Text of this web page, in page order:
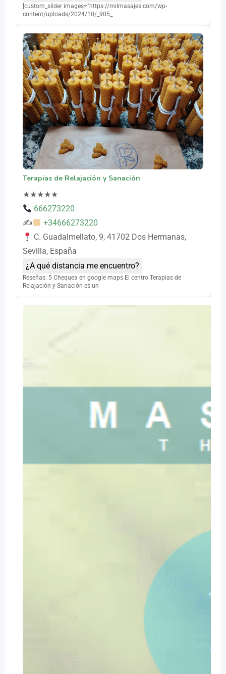
[custom_slider images="https://milmasajes.com/wp-
content/uploads/2024/10/_905_
Terapias de Relajación y Sanación
★★★★★
666273220
✍
+34666273220
C. Guadalmellato, 9, 41702 Dos Hermanas,
Sevilla, España
¿A qué distancia me encuentro?
Reseñas: 5 Chequea en google maps El centro Terapias de
Relajación y Sanación es un